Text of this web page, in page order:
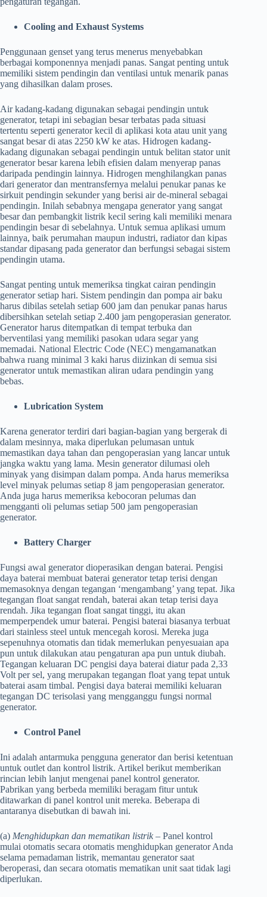
Cooling and Exhaust Systems
Penggunaan genset yang terus menerus menyebabkan
berbagai komponennya menjadi panas. Sangat penting untuk
memiliki sistem pendingin dan ventilasi untuk menarik panas
yang dihasilkan dalam proses.
Air kadang-kadang digunakan sebagai pendingin untuk
generator, tetapi ini sebagian besar terbatas pada situasi
tertentu seperti generator kecil di aplikasi kota atau unit yang
sangat besar di atas 2250 kW ke atas. Hidrogen kadang-
kadang digunakan sebagai pendingin untuk belitan stator unit
generator besar karena lebih efisien dalam menyerap panas
daripada pendingin lainnya. Hidrogen menghilangkan panas
dari generator dan mentransfernya melalui penukar panas ke
sirkuit pendingin sekunder yang berisi air de-mineral sebagai
pendingin. Inilah sebabnya mengapa generator yang sangat
besar dan pembangkit listrik kecil sering kali memiliki menara
pendingin besar di sebelahnya. Untuk semua aplikasi umum
lainnya, baik perumahan maupun industri, radiator dan kipas
standar dipasang pada generator dan berfungsi sebagai sistem
pendingin utama.
Sangat penting untuk memeriksa tingkat cairan pendingin
generator setiap hari. Sistem pendingin dan pompa air baku
harus dibilas setelah setiap 600 jam dan penukar panas harus
dibersihkan setelah setiap 2.400 jam pengoperasian generator.
Generator harus ditempatkan di tempat terbuka dan
berventilasi yang memiliki pasokan udara segar yang
memadai. National Electric Code (NEC) mengamanatkan
bahwa ruang minimal 3 kaki harus diizinkan di semua sisi
generator untuk memastikan aliran udara pendingin yang
bebas.
Lubrication System
Karena generator terdiri dari bagian-bagian yang bergerak di
dalam mesinnya, maka diperlukan pelumasan untuk
memastikan daya tahan dan pengoperasian yang lancar untuk
jangka waktu yang lama. Mesin generator dilumasi oleh
minyak yang disimpan dalam pompa. Anda harus memeriksa
level minyak pelumas setiap 8 jam pengoperasian generator.
Anda juga harus memeriksa kebocoran pelumas dan
mengganti oli pelumas setiap 500 jam pengoperasian
generator.
Battery Charger
Fungsi awal generator dioperasikan dengan baterai. Pengisi
daya baterai membuat baterai generator tetap terisi dengan
memasoknya dengan tegangan ‘mengambang’ yang tepat. Jika
tegangan float sangat rendah, baterai akan tetap terisi daya
rendah. Jika tegangan float sangat tinggi, itu akan
memperpendek umur baterai. Pengisi baterai biasanya terbuat
dari stainless steel untuk mencegah korosi. Mereka juga
sepenuhnya otomatis dan tidak memerlukan penyesuaian apa
pun untuk dilakukan atau pengaturan apa pun untuk diubah.
Tegangan keluaran DC pengisi daya baterai diatur pada 2,33
Volt per sel, yang merupakan tegangan float yang tepat untuk
baterai asam timbal. Pengisi daya baterai memiliki keluaran
tegangan DC terisolasi yang mengganggu fungsi normal
generator.
Control Panel
Ini adalah antarmuka pengguna generator dan berisi ketentuan
untuk outlet dan kontrol listrik. Artikel berikut memberikan
rincian lebih lanjut mengenai panel kontrol generator.
Pabrikan yang berbeda memiliki beragam fitur untuk
ditawarkan di panel kontrol unit mereka. Beberapa di
antaranya disebutkan di bawah ini.
(a) Menghidupkan dan mematikan listrik – Panel kontrol
mulai otomatis secara otomatis menghidupkan generator Anda
selama pemadaman listrik, memantau generator saat
beroperasi, dan secara otomatis mematikan unit saat tidak lagi
diperlukan.